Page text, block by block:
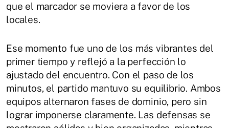
que el marcador se moviera a favor de los
locales.
Ese momento fue uno de los más vibrantes del
primer tiempo y reflejó a la perfección lo
ajustado del encuentro. Con el paso de los
minutos, el partido mantuvo su equilibrio. Ambos
equipos alternaron fases de dominio, pero sin
lograr imponerse claramente. Las defensas se